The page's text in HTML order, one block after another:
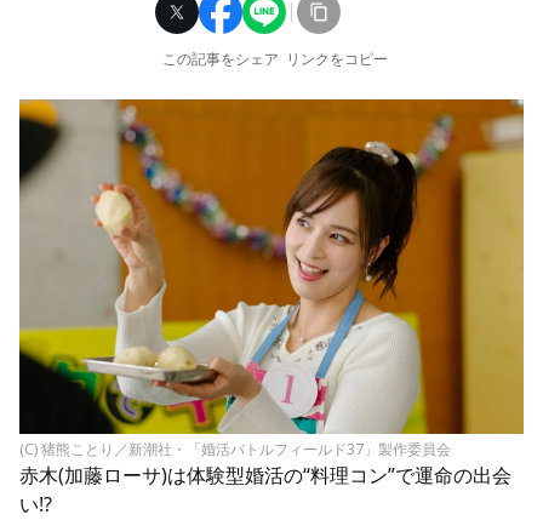
この記事をシェア リンクをコピー
(C) 猪熊ことり／新潮社・「婚活バトルフィールド37」製作委員会
赤木(加藤ローサ)は体験型婚活の“料理コン”で運命の出会
い!?